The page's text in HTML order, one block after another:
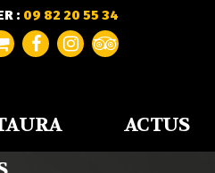
: 09 82 20 55 34
ACTUS